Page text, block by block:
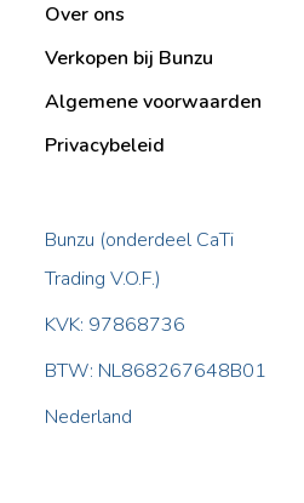
Over ons
Verkopen bij Bunzu
Algemene voorwaarden
Privacybeleid
Bunzu (onderdeel CaTi
Trading V.O.F.)
KVK: 97868736
BTW: NL868267648B01
Nederland